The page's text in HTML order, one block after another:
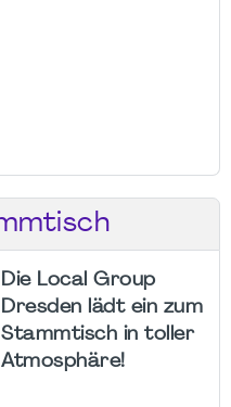
Die Local Group
Dresden lädt ein zum
Stammtisch in toller
Atmosphäre!